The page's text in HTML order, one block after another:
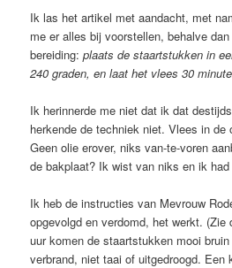
Ik las het artikel met aandacht, met
me er alles bij voorstellen, behalve
bereiding:plaats de staartstukken in
240 graden, en laat het vlees 30
Ik herinnerde me niet dat ik dat
herkende de techniek niet. Vlees in de
Geen olie erover, niks van-te-voren
de bakplaat? Ik wist van niks en ik
Ik heb de instructies van Mevrouw
opgevolgd en verdomd, het werkt. (Zie
uur komen de staartstukken mooi
verbrand, niet taai of uitgedroogd. Een